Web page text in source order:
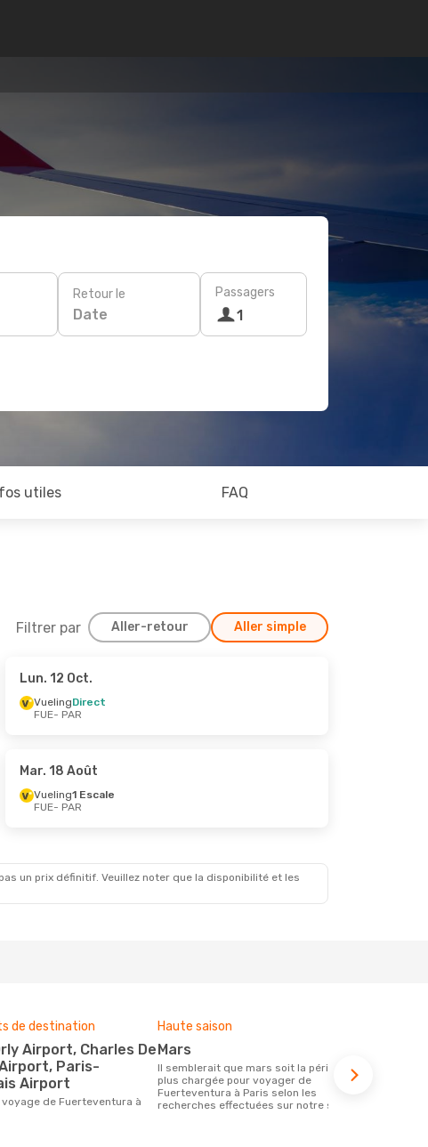
Retour le
Date
Passagers
1
utiles FAQ
Filtrer par Aller-retour Aller simple
6 Sept.
Lun. 12 Oct.
VuelingDirect
FUE- PAR
Mar. 18 Août
Vueling1 Escale
FUE- PAR
un prix définitif. Veuillez noter que la disponibilité et les
de destination
Paris-
Airport
Haute saison
mars
Il semblerait que mars soit la période la
plus chargée pour voyager de
Fuerteventura à Paris selon les
recherches effectuées sur notre site.